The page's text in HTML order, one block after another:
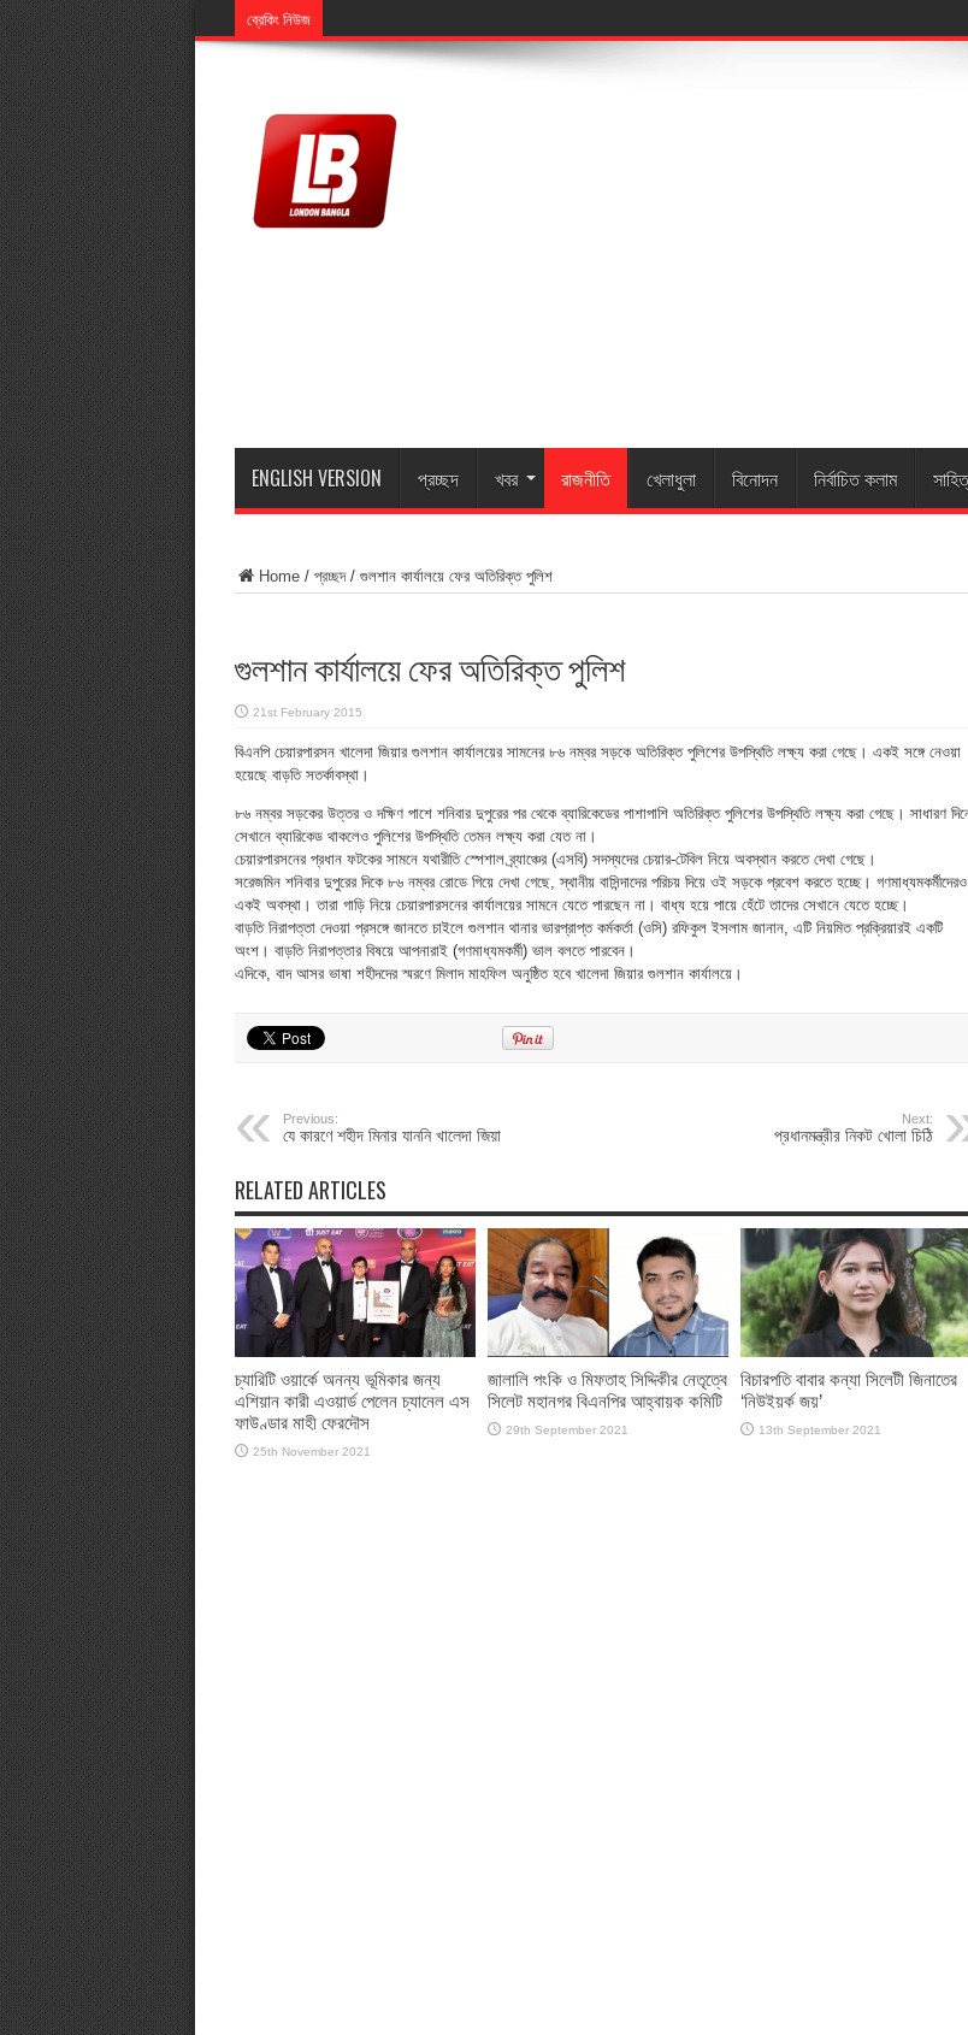
ব্রেকিং নিউজ
ENGLISH VERSION প্রচ্ছদ খবর রাজনীতি খেলাধুলা বিনোদন নির্বাচিত কলাম
Home/ প্রচ্ছদ/ গুলশান কার্যালয়ে ফের অতিরিক্ত পুলিশ
গুলশান কার্যালয়ে ফের অতিরিক্ত পুলিশ
21st February 2015
বিএনপি চেয়ারপারসন খালেদা জিয়ার গুলশান কার্যালয়ের সামনের ৮৬ নম্বর সড়কে অতিরিক্ত পুলিশের উপস্থিতি লক্ষ্য করা গেছে। একই সঙ্গে নেওয়া
হয়েছে বাড়তি সতর্কাবস্থা।
৮৬ নম্বর সড়কের উত্তর ও দক্ষিণ পাশে শনিবার দুপুরের পর থেকে ব্যারিকেডের পাশাপাশি অতিরিক্ত পুলিশের উপস্থিতি লক্ষ্য করা গেছে। সাধারণ
সেখানে ব্যারিকেড থাকলেও পুলিশের উপস্থিতি তেমন লক্ষ্য করা যেত না।
চেয়ারপারসনের প্রধান ফটকের সামনে যথারীতি স্পেশাল ব্র্যাঞ্চের (এসবি) সদস্যদের চেয়ার-টেবিল নিয়ে অবস্থান করতে দেখা গেছে।
সরেজমিন শনিবার দুপুরের দিকে ৮৬ নম্বর রোডে গিয়ে দেখা গেছে, স্থানীয় বাসিন্দাদের পরিচয় দিয়ে ওই সড়কে প্রবেশ করতে হচ্ছে। গণমাধ্যমকর্মীদেরও
একই অবস্থা। তারা গাড়ি নিয়ে চেয়ারপারসনের কার্যালয়ের সামনে যেতে পারছেন না। বাধ্য হয়ে পায়ে হেঁটে তাদের সেখানে যেতে হচ্ছে।
বাড়তি নিরাপত্তা দেওয়া প্রসঙ্গে জানতে চাইলে গুলশান থানার ভারপ্রাপ্ত কর্মকর্তা (ওসি) রফিকুল ইসলাম জানান, এটি নিয়মিত প্রক্রিয়ারই একটি
অংশ। বাড়তি নিরাপত্তার বিষয়ে আপনারাই (গণমাধ্যমকর্মী) ভাল বলতে পারবেন।
এদিকে, বাদ আসর ভাষা শহীদদের স্মরণে মিলাদ মাহফিল অনুষ্ঠিত হবে খালেদা জিয়ার গুলশান কার্যালয়ে।
Previous:
যে কারণে শহীদ মিনার যাননি খালেদা জিয়া
Next:
প্রধানমন্ত্রীর নিকট খোলা চিঠি
RELATED ARTICLES
চ্যারিটি ওয়ার্কে অনন্য ভূমিকার জন্য
এশিয়ান কারী এওয়ার্ড পেলেন চ্যানেল এস
ফাউণ্ডার মাহী ফেরদৌস
25th November 2021
জালালি পংকি ও মিফতাহ সিদ্দিকীর নেতৃত্বে
সিলেট মহানগর বিএনপির আহ্বায়ক কমিটি
29th September 2021
বিচারপতি বাবার কন্যা সিলেটী জিনাতের
‘নিউইয়র্ক জয়’
13th September 2021